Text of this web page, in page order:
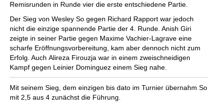
Remisrunden in Runde vier die erste entschiedene Partie.
Der Sieg von Wesley So gegen Richard Rapport war jedoch
nicht die einzige spannende Partie der 4. Runde. Anish Giri
zeigte in seiner Partie gegen Maxime Vachier-Lagrave eine
scharfe Eröffnungsvorbereitung, kam aber dennoch nicht zum
Erfolg. Auch Alireza Firouzja war in einem zweischneidigen
Kampf gegen Leinier Dominguez einem Sieg nahe.
Mit seinem Sieg, dem einzigen bis dato im Turnier übernahm So
mit 2,5 aus 4 zunächst die Führung.